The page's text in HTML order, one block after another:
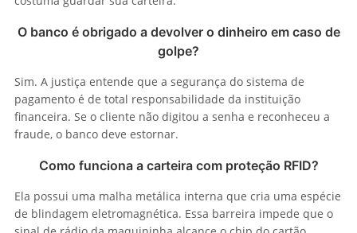
O banco é obrigado a devolver o dinheiro em caso de
golpe?
Sim. A justiça entende que a segurança do sistema de
pagamento é de total responsabilidade da instituição
financeira. Se o cliente não digitou a senha e reconheceu a
fraude, o banco deve estornar.
Como funciona a carteira com proteção RFID?
Ela possui uma malha metálica interna que cria uma espécie
de blindagem eletromagnética. Essa barreira impede que o